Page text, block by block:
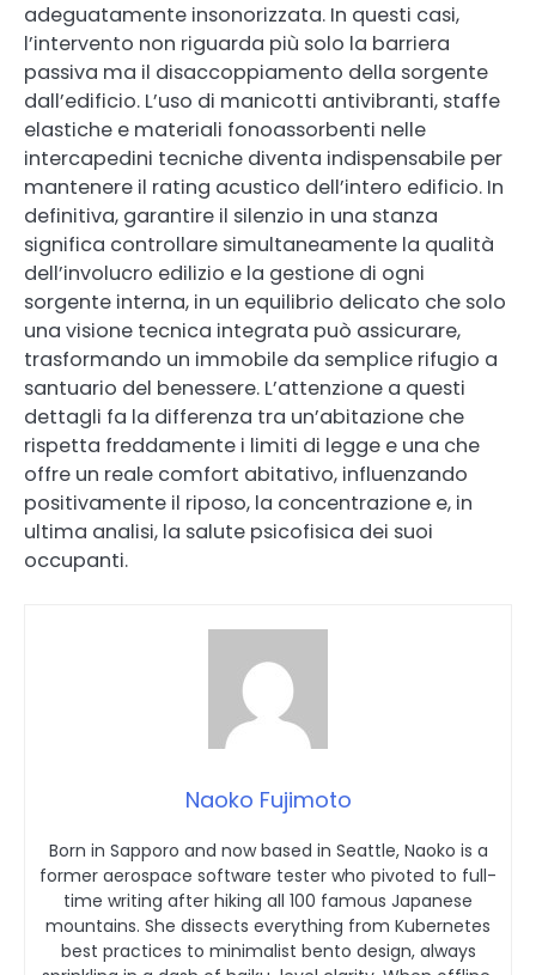
adeguatamente insonorizzata. In questi casi,
l’intervento non riguarda più solo la barriera
passiva ma il disaccoppiamento della sorgente
dall’edificio. L’uso di manicotti antivibranti, staffe
elastiche e materiali fonoassorbenti nelle
intercapedini tecniche diventa indispensabile per
mantenere il rating acustico dell’intero edificio. In
definitiva, garantire il silenzio in una stanza
significa controllare simultaneamente la qualità
dell’involucro edilizio e la gestione di ogni
sorgente interna, in un equilibrio delicato che solo
una visione tecnica integrata può assicurare,
trasformando un immobile da semplice rifugio a
santuario del benessere. L’attenzione a questi
dettagli fa la differenza tra un’abitazione che
rispetta freddamente i limiti di legge e una che
offre un reale comfort abitativo, influenzando
positivamente il riposo, la concentrazione e, in
ultima analisi, la salute psicofisica dei suoi
occupanti.
Naoko Fujimoto
Born in Sapporo and now based in Seattle, Naoko is a
former aerospace software tester who pivoted to full-
time writing after hiking all 100 famous Japanese
mountains. She dissects everything from Kubernetes
best practices to minimalist bento design, always